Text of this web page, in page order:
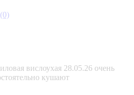
(0)
вислоухая 28.05.26 очень
кушают